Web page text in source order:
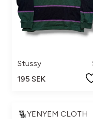
Stüssy
195 SEK
YENYEM CLOTH